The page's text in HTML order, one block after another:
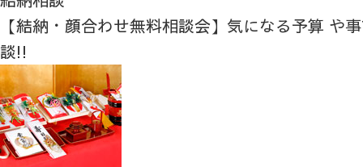
【結納・顔合わせ無料相談会】気になる予算 や
談!!